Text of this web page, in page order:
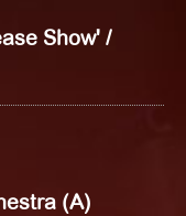
Show' /
(A)